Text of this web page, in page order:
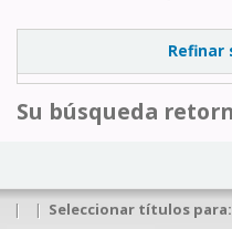
Refinar
Su búsqueda
| | Seleccionar títulos para: